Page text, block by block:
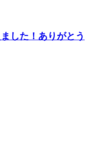
した！ありがとう